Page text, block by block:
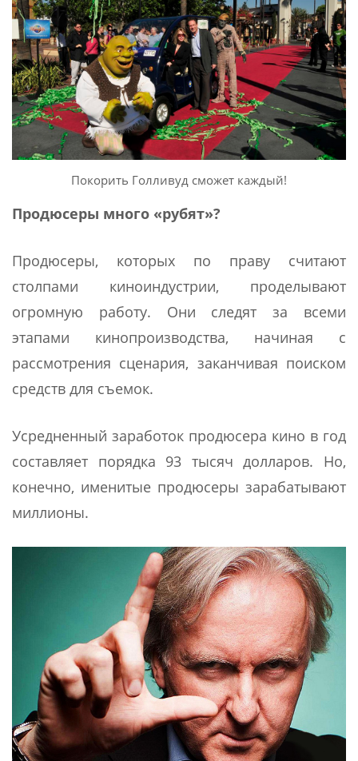
Покорить Голливуд сможет каждый!
Продюсеры много «рубят»?
Продюсеры, которых по праву считают
столпами киноиндустрии, проделывают
огромную работу. Они следят за всеми
этапами кинопроизводства, начиная с
рассмотрения сценария, заканчивая поиском
средств для съемок.
Усредненный заработок продюсера кино в год
составляет порядка 93 тысяч долларов. Но,
конечно, именитые продюсеры зарабатывают
миллионы.